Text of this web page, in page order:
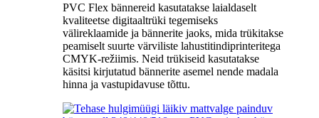
PVC Flex bännereid kasutatakse laialdaselt
kvaliteetse digitaaltrüki tegemiseks
välireklaamide ja bännerite jaoks, mida trükitakse
peamiselt suurte värviliste lahustitindiprinteritega
CMYK-režiimis. Neid trükiseid kasutatakse
käsitsi kirjutatud bännerite asemel nende madala
hinna ja vastupidavuse tõttu.